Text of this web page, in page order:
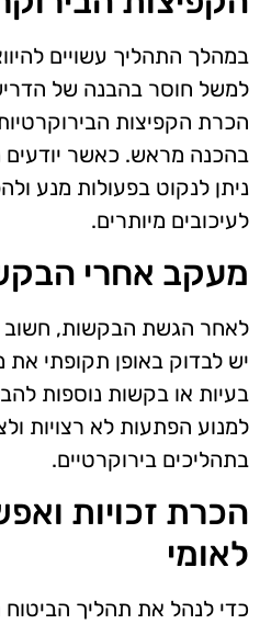
במהלך התהליך עשויים
למשל חוסר בהבנה של
הכרת הקפיצות
בהכנה מראש. כאשר יודעים
ניתן לנקוט בפעולות מנע
לעיכובים מיותרים.
מעקב אחרי
לאחר הגשת הבקשות, חשוב
יש לבדוק באופן תקופתי
בעיות או בקשות נוספות
למנוע הפתעות לא רצויות
בתהליכים בירוקרטיים.
הכרת זכויות
לאומי
כדי לנהל את תהליך הביטוח